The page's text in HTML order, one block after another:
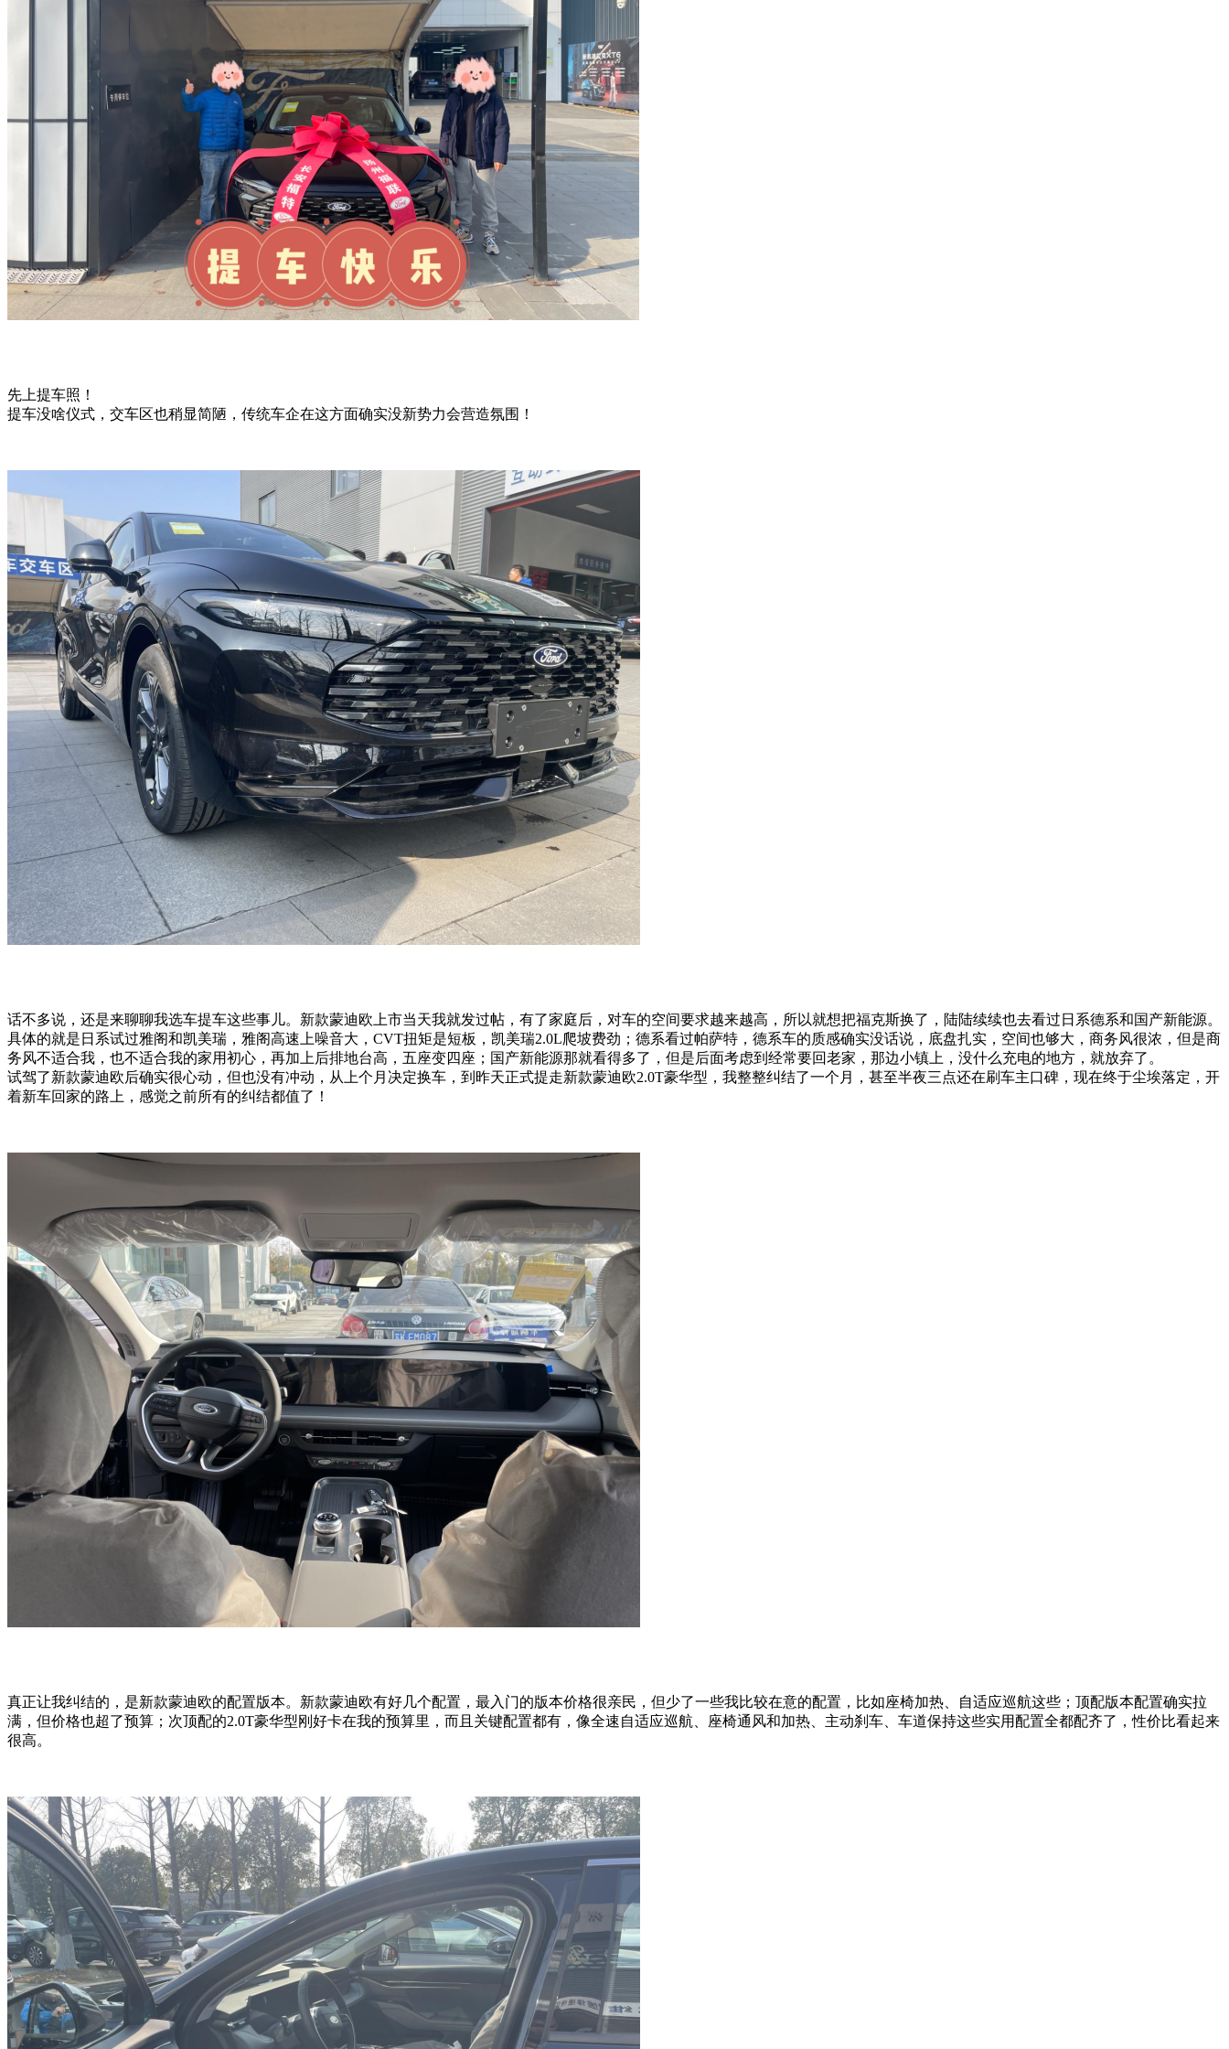
先上提车照！
提车没啥仪式，交车区也稍显简陋，传统车企在这方面确实没新势力会营造氛围！
话不多说，还是来聊聊我选车提车这些事儿。新款蒙迪欧上市当天我就发过帖，有了家庭后，对车的空间要求越来越高，所以就想把福克斯换了，陆陆续续也去看过日系德系和国产新能源。
具体的就是日系试过雅阁和凯美瑞，雅阁高速上噪音大，CVT扭矩是短板，凯美瑞2.0L爬坡费劲；德系看过帕萨特，德系车的质感确实没话说，底盘扎实，空间也够大，商务风很浓，但是商
务风不适合我，也不适合我的家用初心，再加上后排地台高，五座变四座；国产新能源那就看得多了，但是后面考虑到经常要回老家，那边小镇上，没什么充电的地方，就放弃了。
试驾了新款蒙迪欧后确实很心动，但也没有冲动，从上个月决定换车，到昨天正式提走新款蒙迪欧2.0T豪华型，我整整纠结了一个月，甚至半夜三点还在刷车主口碑，现在终于尘埃落定，开
着新车回家的路上，感觉之前所有的纠结都值了！
真正让我纠结的，是新款蒙迪欧的配置版本。新款蒙迪欧有好几个配置，最入门的版本价格很亲民，但少了一些我比较在意的配置，比如座椅加热、自适应巡航这些；顶配版本配置确实拉
满，但价格也超了预算；次顶配的2.0T豪华型刚好卡在我的预算里，而且关键配置都有，像全速自适应巡航、座椅通风和加热、主动刹车、车道保持这些实用配置全都配齐了，性价比看起来
很高。